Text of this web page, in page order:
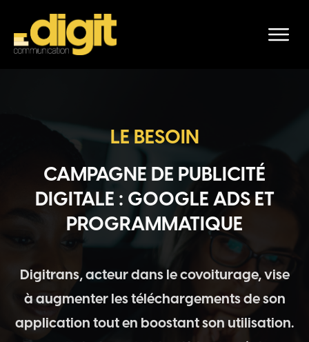
LE BESOIN
CAMPAGNE DE PUBLICITÉ
DIGITALE : GOOGLE ADS ET
PROGRAMMATIQUE
Digitrans, acteur dans le covoiturage, vise
à augmenter les téléchargements de son
application tout en boostant son utilisation.